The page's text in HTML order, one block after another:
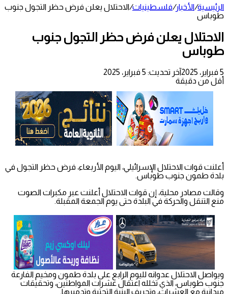
الرئيسية/الأخبار/فلسطينيات/الاحتلال يعلن فرض حظر التجول جنوب
طوباس
الاحتلال يعلن فرض حظر التجول جنوب
طوباس
5 فبراير، 2025
آخر تحديث: 5 فبراير، 2025
أقل من دقيقة
أعلنت قوات الاحتلال الإسرائيلي، اليوم الأربعاء، فرض حظر التجول في
بلدة طمون جنوب طوباس.
وقالت مصادر محلية، إن قوات الاحتلال أعلنت عبر مكبرات الصوت
منع التنقل والحركة في البلدة حتى يوم الجمعة المقبلة.
ويواصل الاحتلال عدوانه لليوم الرابع على بلدة طمون ومخيم الفارعة
جنوب طوباس، الذي تخلله اعتقال عشرات المواطنين، وتحقيقات
ميدانية مع العشرات، وتجريف البنية التحتية وتدميرها.